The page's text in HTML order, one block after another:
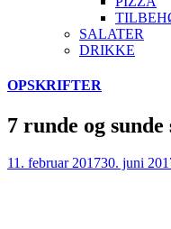
SALATER
DRIKKE
Skip
content
OPSKRIFTER
7 runde og sunde
11. februar 201730. juni